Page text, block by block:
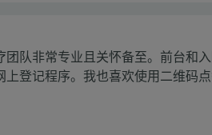
团队非常专业且关怀备至。前台和
登记程序。我也喜欢使用二维码点